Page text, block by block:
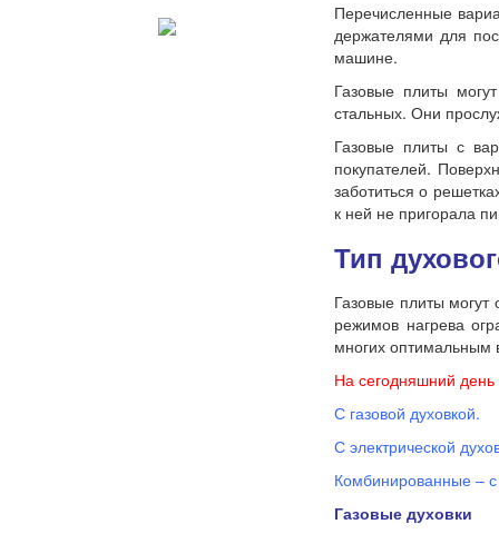
Перечисленные
держателями для
машине.
Газовые плиты
стальных. Они
Газовые плиты с
покупателей.
заботиться о
к ней не пригорала
Тип
Газовые плиты могут
режимов нагрева
многих оптимальным
На сегодняшний
С газовой духовкой.
С электрической
Комбинированные – с
Газовые духовки